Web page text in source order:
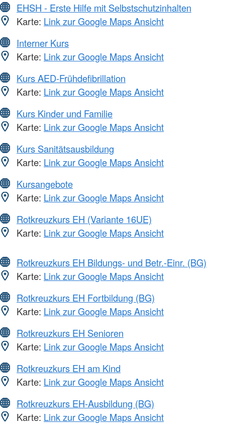
EHSH - Erste Hilfe mit Selbstschutzinhalten
Karte: Link zur Google Maps Ansicht
Interner Kurs
Karte: Link zur Google Maps Ansicht
Kurs AED-Frühdefibrillation
Karte: Link zur Google Maps Ansicht
Kurs Kinder und Familie
Karte: Link zur Google Maps Ansicht
Kurs Sanitätsausbildung
Karte: Link zur Google Maps Ansicht
Kursangebote
Karte: Link zur Google Maps Ansicht
Rotkreuzkurs EH (Variante 16UE)
Karte: Link zur Google Maps Ansicht
Rotkreuzkurs EH Bildungs- und Betr.-Einr. (BG)
Karte: Link zur Google Maps Ansicht
Rotkreuzkurs EH Fortbildung (BG)
Karte: Link zur Google Maps Ansicht
Rotkreuzkurs EH Senioren
Karte: Link zur Google Maps Ansicht
Rotkreuzkurs EH am Kind
Karte: Link zur Google Maps Ansicht
Rotkreuzkurs EH-Ausbildung (BG)
Karte: Link zur Google Maps Ansicht